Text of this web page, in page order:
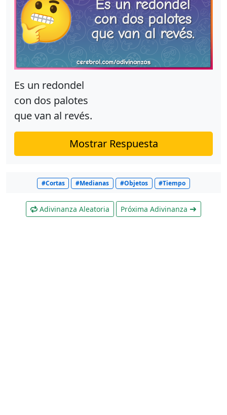
Es un redondel
con dos palotes
que van al revés.
Mostrar Respuesta
#Cortas #Medianas #Objetos #Tiempo
Adivinanza Aleatoria Próxima Adivinanza